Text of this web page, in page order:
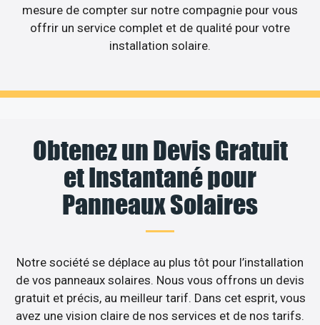
mesure de compter sur notre compagnie pour vous
offrir un service complet et de qualité pour votre
installation solaire.
Obtenez un Devis Gratuit
et Instantané pour
Panneaux Solaires
Notre société se déplace au plus tôt pour l’installation
de vos panneaux solaires. Nous vous offrons un devis
gratuit et précis, au meilleur tarif. Dans cet esprit, vous
avez une vision claire de nos services et de nos tarifs.